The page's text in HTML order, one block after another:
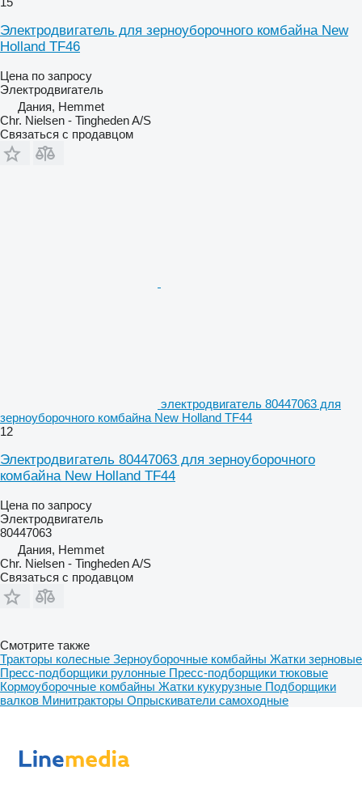
Электродвигатель для зерноуборочного комбайна New
Holland TF46
Цена по запросу
Электродвигатель
Дания, Hemmet
Chr. Nielsen - Tingheden A/S
Связаться с продавцом
электродвигатель 80447063 для
зерноуборочного комбайна New Holland TF44
12
Электродвигатель 80447063 для зерноуборочного
комбайна New Holland TF44
Цена по запросу
Электродвигатель
80447063
Дания, Hemmet
Chr. Nielsen - Tingheden A/S
Связаться с продавцом
Смотрите также
Тракторы колесные Зерноуборочные комбайны Жатки зерновые
Пресс-подборщики рулонные Пресс-подборщики тюковые
Кормоуборочные комбайны Жатки кукурузные Подборщики
валков Минитракторы Опрыскиватели самоходные